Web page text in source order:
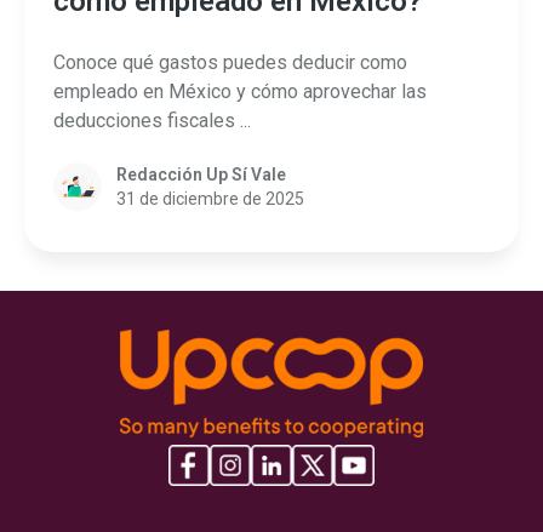
Conoce qué gastos puedes deducir como
empleado en México y cómo aprovechar las
deducciones fiscales ...
Redacción Up Sí Vale
31 de diciembre de 2025